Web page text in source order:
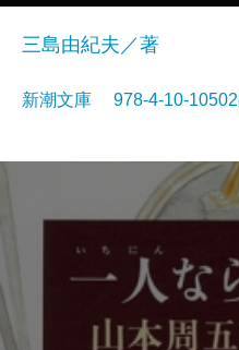
三島由紀夫／著
新潮文庫 978-4-10-